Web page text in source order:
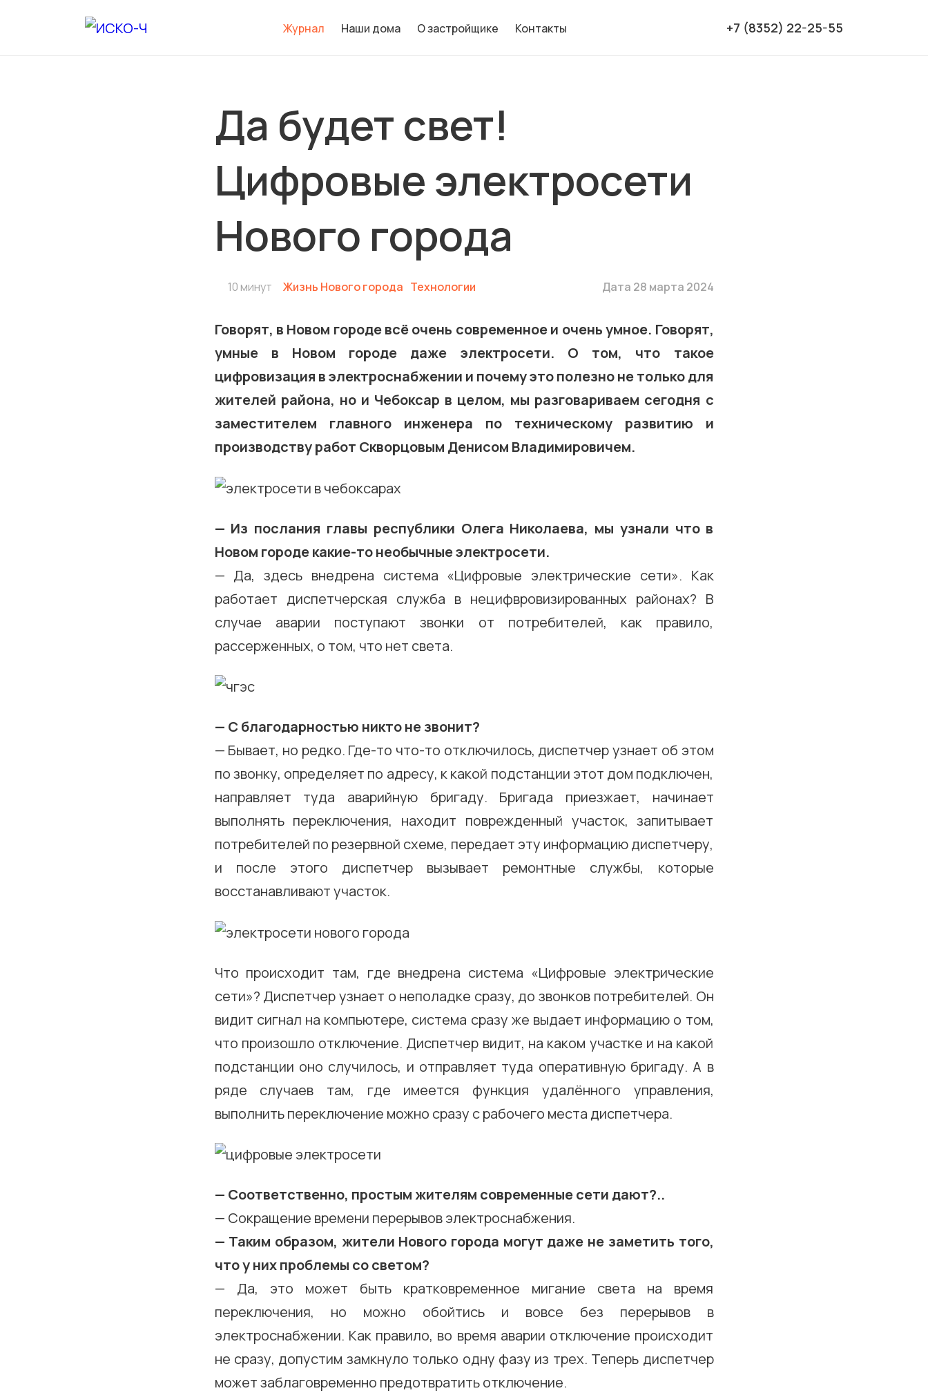
Журнал Наши дома О застройщике Контакты +7 (8352) 22-25-55
Да будет свет!
Цифровые электросети
Нового города
10 минут Жизнь Нового города Технологии Дата 28 марта 2024
Говорят, в Новом городе всё очень современное и очень умное. Говорят,
умные в Новом городе даже электросети. О том, что такое
цифровизация в электроснабжении и почему это полезно не только для
жителей района, но и Чебоксар в целом, мы разговариваем сегодня с
заместителем главного инженера по техническому развитию и
производству работ Скворцовым Денисом Владимировичем.
— Из послания главы республики Олега Николаева, мы узнали что в
Новом городе какие-то необычные электросети.
— Да, здесь внедрена система «Цифровые электрические сети». Как
работает диспетчерская служба в нецифвровизированных районах? В
случае аварии поступают звонки от потребителей, как правило,
рассерженных, о том, что нет света.
— С благодарностью никто не звонит?
— Бывает, но редко. Где-то что-то отключилось, диспетчер узнает об этом
по звонку, определяет по адресу, к какой подстанции этот дом подключен,
направляет туда аварийную бригаду. Бригада приезжает, начинает
выполнять переключения, находит поврежденный участок, запитывает
потребителей по резервной схеме, передает эту информацию диспетчеру,
и после этого диспетчер вызывает ремонтные службы, которые
восстанавливают участок.
Что происходит там, где внедрена система «Цифровые электрические
сети»? Диспетчер узнает о неполадке сразу, до звонков потребителей. Он
видит сигнал на компьютере, система сразу же выдает информацию о том,
что произошло отключение. Диспетчер видит, на каком участке и на какой
подстанции оно случилось, и отправляет туда оперативную бригаду. А в
ряде случаев там, где имеется функция удалённого управления,
выполнить переключение можно сразу с рабочего места диспетчера.
— Соответственно, простым жителям современные сети дают?..
— Сокращение времени перерывов электроснабжения.
— Таким образом, жители Нового города могут даже не заметить того,
что у них проблемы со светом?
— Да, это может быть кратковременное мигание света на время
переключения, но можно обойтись и вовсе без перерывов в
электроснабжении. Как правило, во время аварии отключение происходит
не сразу, допустим замкнуло только одну фазу из трех. Теперь диспетчер
может заблаговременно предотвратить отключение.